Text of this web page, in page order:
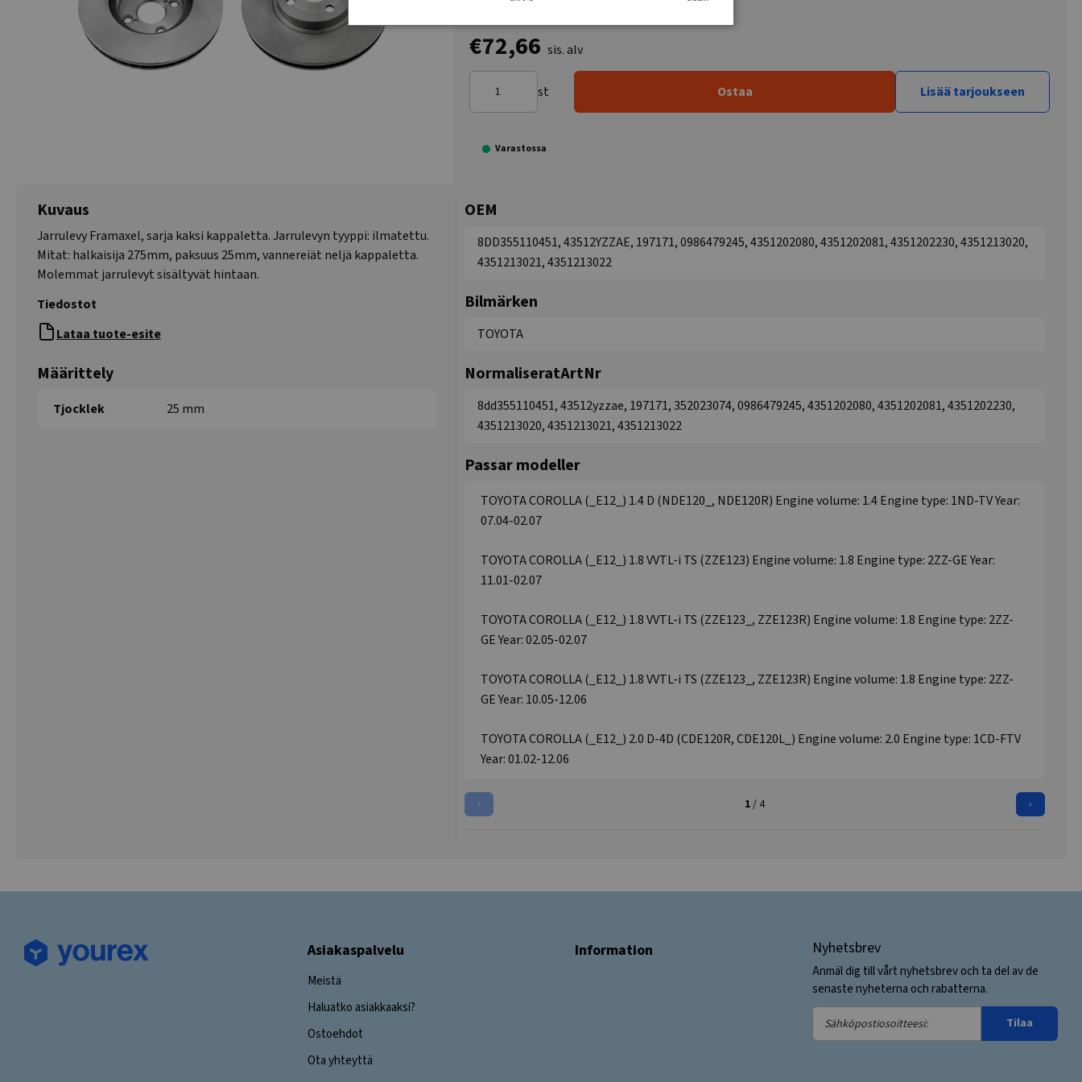
€72,66 sis. alv
st Ostaa Lisää tarjoukseen
Varastossa
Kuvaus
Jarrulevy Framaxel, sarja kaksi kappaletta. Jarrulevyn tyyppi: ilmatettu.
Mitat: halkaisija 275mm, paksuus 25mm, vannereiät neljä kappaletta.
Molemmat jarrulevyt sisältyvät hintaan.
Tiedostot
Lataa tuote-esite
Määrittely
Tjocklek 25 mm
OEM
8DD355110451, 43512YZZAE, 197171, 0986479245, 4351202080, 4351202081, 4351202230, 4351213020,
4351213021, 4351213022
Bilmärken
TOYOTA
NormaliseratArtNr
8dd355110451, 43512yzzae, 197171, 352023074, 0986479245, 4351202080, 4351202081, 4351202230,
4351213020, 4351213021, 4351213022
Passar modeller
TOYOTA COROLLA (_E12_) 1.4 D (NDE120_, NDE120R) Engine volume: 1.4 Engine type: 1ND-TV Year:
07.04-02.07
TOYOTA COROLLA (_E12_) 1.8 VVTL-i TS (ZZE123) Engine volume: 1.8 Engine type: 2ZZ-GE Year:
11.01-02.07
TOYOTA COROLLA (_E12_) 1.8 VVTL-i TS (ZZE123_, ZZE123R) Engine volume: 1.8 Engine type: 2ZZ-
GE Year: 02.05-02.07
TOYOTA COROLLA (_E12_) 1.8 VVTL-i TS (ZZE123_, ZZE123R) Engine volume: 1.8 Engine type: 2ZZ-
GE Year: 10.05-12.06
TOYOTA COROLLA (_E12_) 2.0 D-4D (CDE120R, CDE120L_) Engine volume: 2.0 Engine type: 1CD-FTV
Year: 01.02-12.06
‹ 1/ 4 ›
Asiakaspalvelu
Meistä
Haluatko asiakkaaksi?
Ostoehdot
Ota yhteyttä
Information Nyhetsbrev
Anmäl dig till vårt nyhetsbrev och ta del av de
senaste nyheterna och rabatterna.
Sähköpostiosoitteesi:
Tilaa